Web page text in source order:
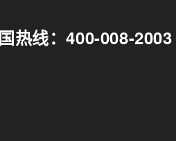
热线：400-008-2003